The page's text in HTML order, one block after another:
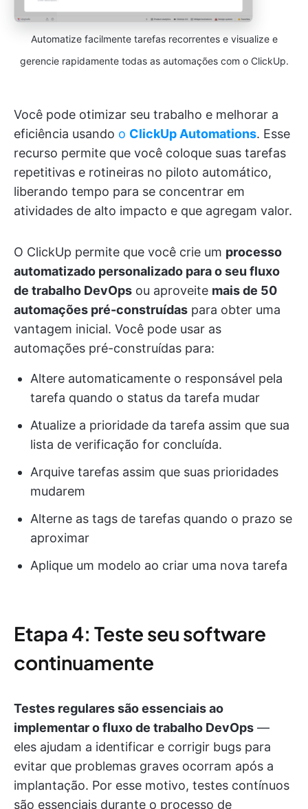
Automatize facilmente tarefas recorrentes e visualize e
gerencie rapidamente todas as automações com o ClickUp.
Você pode otimizar seu trabalho e melhorar a
eficiência usando o ClickUp Automations. Esse
recurso permite que você coloque suas tarefas
repetitivas e rotineiras no piloto automático,
liberando tempo para se concentrar em
atividades de alto impacto e que agregam valor.
O ClickUp permite que você crie um processo
automatizado personalizado para o seu fluxo
de trabalho DevOps ou aproveite mais de 50
automações pré-construídas para obter uma
vantagem inicial. Você pode usar as
automações pré-construídas para:
Altere automaticamente o responsável pela
tarefa quando o status da tarefa mudar
Atualize a prioridade da tarefa assim que sua
lista de verificação for concluída.
Arquive tarefas assim que suas prioridades
mudarem
Alterne as tags de tarefas quando o prazo se
aproximar
Aplique um modelo ao criar uma nova tarefa
Etapa 4: Teste seu software
continuamente
Testes regulares são essenciais ao
implementar o fluxo de trabalho DevOps —
eles ajudam a identificar e corrigir bugs para
evitar que problemas graves ocorram após a
implantação. Por esse motivo, testes contínuos
são essenciais durante o processo de